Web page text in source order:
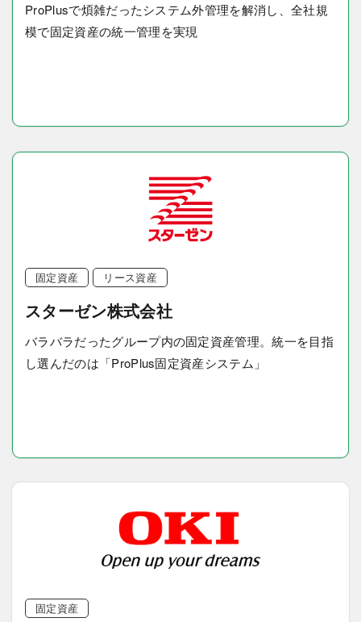
ProPlusで煩雑だったシステム外管理を解消し、全社規
模で固定資産の統一管理を実現
固定資産 リース資産
スターゼン株式会社
バラバラだったグループ内の固定資産管理。統一を目指
し選んだのは「ProPlus固定資産システム」
固定資産